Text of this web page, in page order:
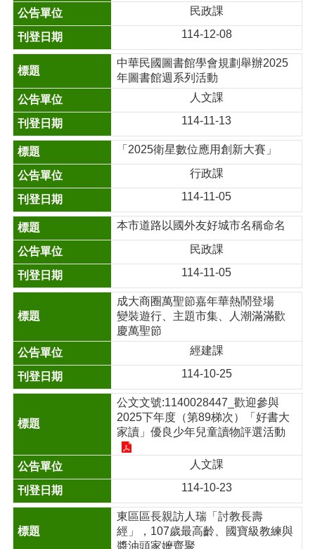
民政課
114-12-08
中華民國圖書館學會規劃舉辦2025
年圖書館週系列活動
人文課
114-11-13
「2025衛星數位應用創新大賽」
行政課
114-11-05
本市道路以國外友好城市名稱命名
民政課
114-11-05
成大商圈萬聖節嘉年華熱鬧登場
變裝遊行、主題市集、人潮滿滿歡
慶萬聖節
經建課
114-10-25
公文文號:1140028447_歡迎參與
2025下年度（第89梯次）「好書大
家讀」優良少年兒童讀物評選活動
人文課
114-10-23
東區區長親訪人瑞「討教長壽
經」，107歲最高齡、國寶級教練與
醬油頭家嬤齊聚